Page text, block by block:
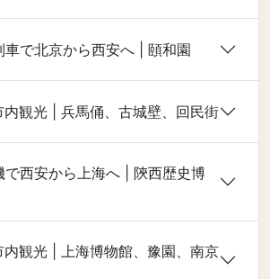
車で北京から西安へ | 頤和園
内観光 | 兵馬俑、古城壁、回民街